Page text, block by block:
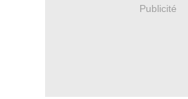
Publicité